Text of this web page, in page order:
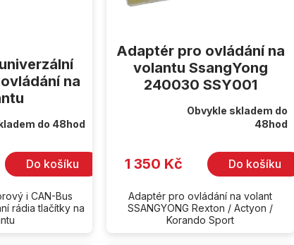
na
do 48hod
Do košíku
i CAN-Bus
rádia tlačítky na
Adaptér pro ovládání na
volantu SsangYong
240030 SSY001
5,0
Obvykle skladem do
48hod
1 350 Kč Do košíku
Adaptér pro ovládání na volant
SSANGYONG Rexton / Actyon /
Korando Sport